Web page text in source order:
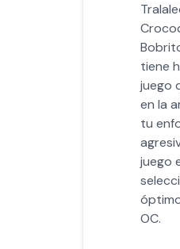
tiene
juego
en la
tu
juego
OC.